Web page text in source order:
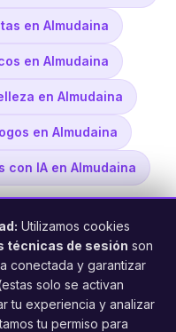
en Almudaina
en Almudaina
en Almudaina
en Almudaina
con IA en Almudaina
Utilizamos cookies
técnicas de sesión son
conectada y garantizar
solo se activan
tu experiencia y analizar
tu permiso para